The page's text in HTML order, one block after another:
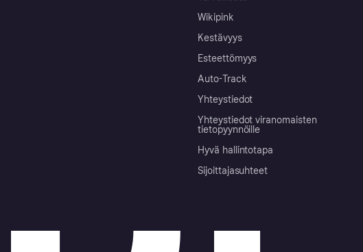
Wikipink
Kestävyys
Esteettömyys
Auto-Track
Yhteystiedot
Yhteystiedot viranomaisten
tietopyynnöille
Hyvä hallintotapa
Sijoittajasuhteet